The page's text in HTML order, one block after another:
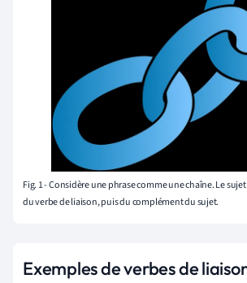
Fig. 1 - Considère une phrase comme une chaîne. Le
du verbe de liaison, puis du complément du sujet.
Exemples de verbes de